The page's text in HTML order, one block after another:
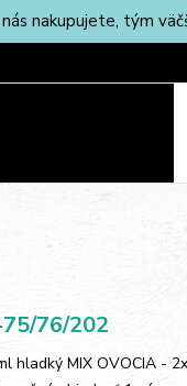
nakupujete, tým
76/202
hladký MIX OVOCIA -